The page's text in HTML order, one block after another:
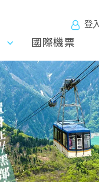
登
國際機票